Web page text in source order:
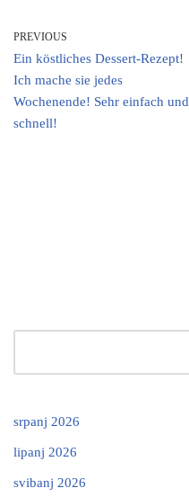
PREVIOUS
Ein köstliches Dessert-Rezept!
Ich mache sie jedes
Wochenende! Sehr einfach und
schnell!
srpanj 2026
lipanj 2026
svibanj 2026